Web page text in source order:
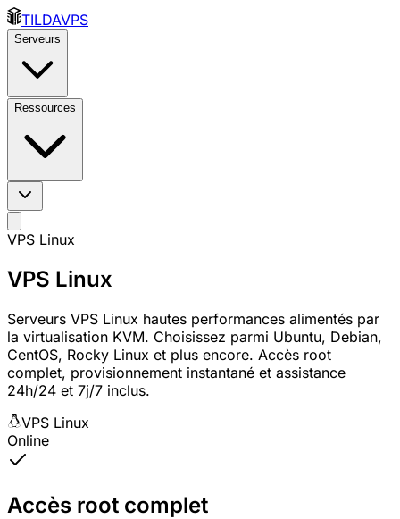
TILDAVPS
Serveurs
Ressources
VPS Linux
VPS Linux
Serveurs VPS Linux hautes performances alimentés par
la virtualisation KVM. Choisissez parmi Ubuntu, Debian,
CentOS, Rocky Linux et plus encore. Accès root
complet, provisionnement instantané et assistance
24h/24 et 7j/7 inclus.
VPS Linux
Online
Accès root complet